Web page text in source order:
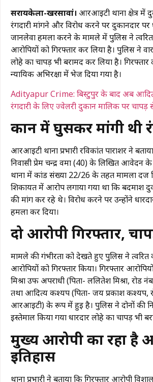
सरायकेला-खरसावां। आरआईटी थाना क्षेत्र में
रंगदारी मांगने और विरोध करने पर दुकानदार पर
जानलेवा हमला करने के मामले में पुलिस ने त्वरित
आरोपियों को गिरफ्तार कर लिया है। पुलिस ने
लोहे का चापड़ भी बरामद कर लिया है। गिरफ्तार
न्यायिक अभिरक्षा में भेज दिया गया है।
Adityapur Crime: बिस्टुपुर के बाद अब
रंगदारी के लिए ज्वेलरी दुकान मालिक पर चापड़
दुकान में घुसकर मांगी थी
आरआईटी थाना प्रभारी रविकांत पाराशर ने
निवासी प्रेम चन्द्र वर्मा (40) के लिखित
थाना में कांड संख्या 22/26 के तहत मामला दर्ज
शिकायत में आरोप लगाया गया था कि बदमाश
की मांग कर रहे थे। विरोध करने पर उन्होंने
हमला कर दिया।
दो आरोपी गिरफ्तार,
मामले की गंभीरता को देखते हुए पुलिस ने त्वरित
आरोपियों को गिरफ्तार किया। गिरफ्तार
मिश्रा उर्फ अपराधी (पिता- ललितेश मिश्रा,
तथा आदित्य कश्यप (पिता- जय प्रकाश कश्यप,
आरआईटी) के रूप में हुई है। पुलिस ने दोनों की
इस्तेमाल किया गया धारदार लोहे का चापड़ भी
मुख्य आरोपी का रहा है
इतिहास
थाना प्रभारी ने बताया कि गिरफ्तार आरोपी